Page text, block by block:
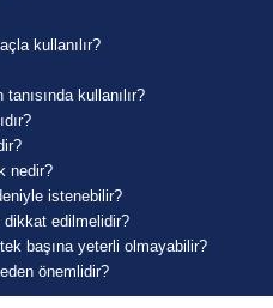
kullanılır?
kullanılır?
nedir?
istenebilir?
dikkat edilmelidir?
başına yeterli olmayabilir?
önemlidir?